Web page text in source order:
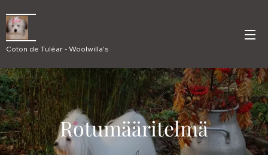
Coton de Tuléar - Woolwilla's
Rotumääritelmä